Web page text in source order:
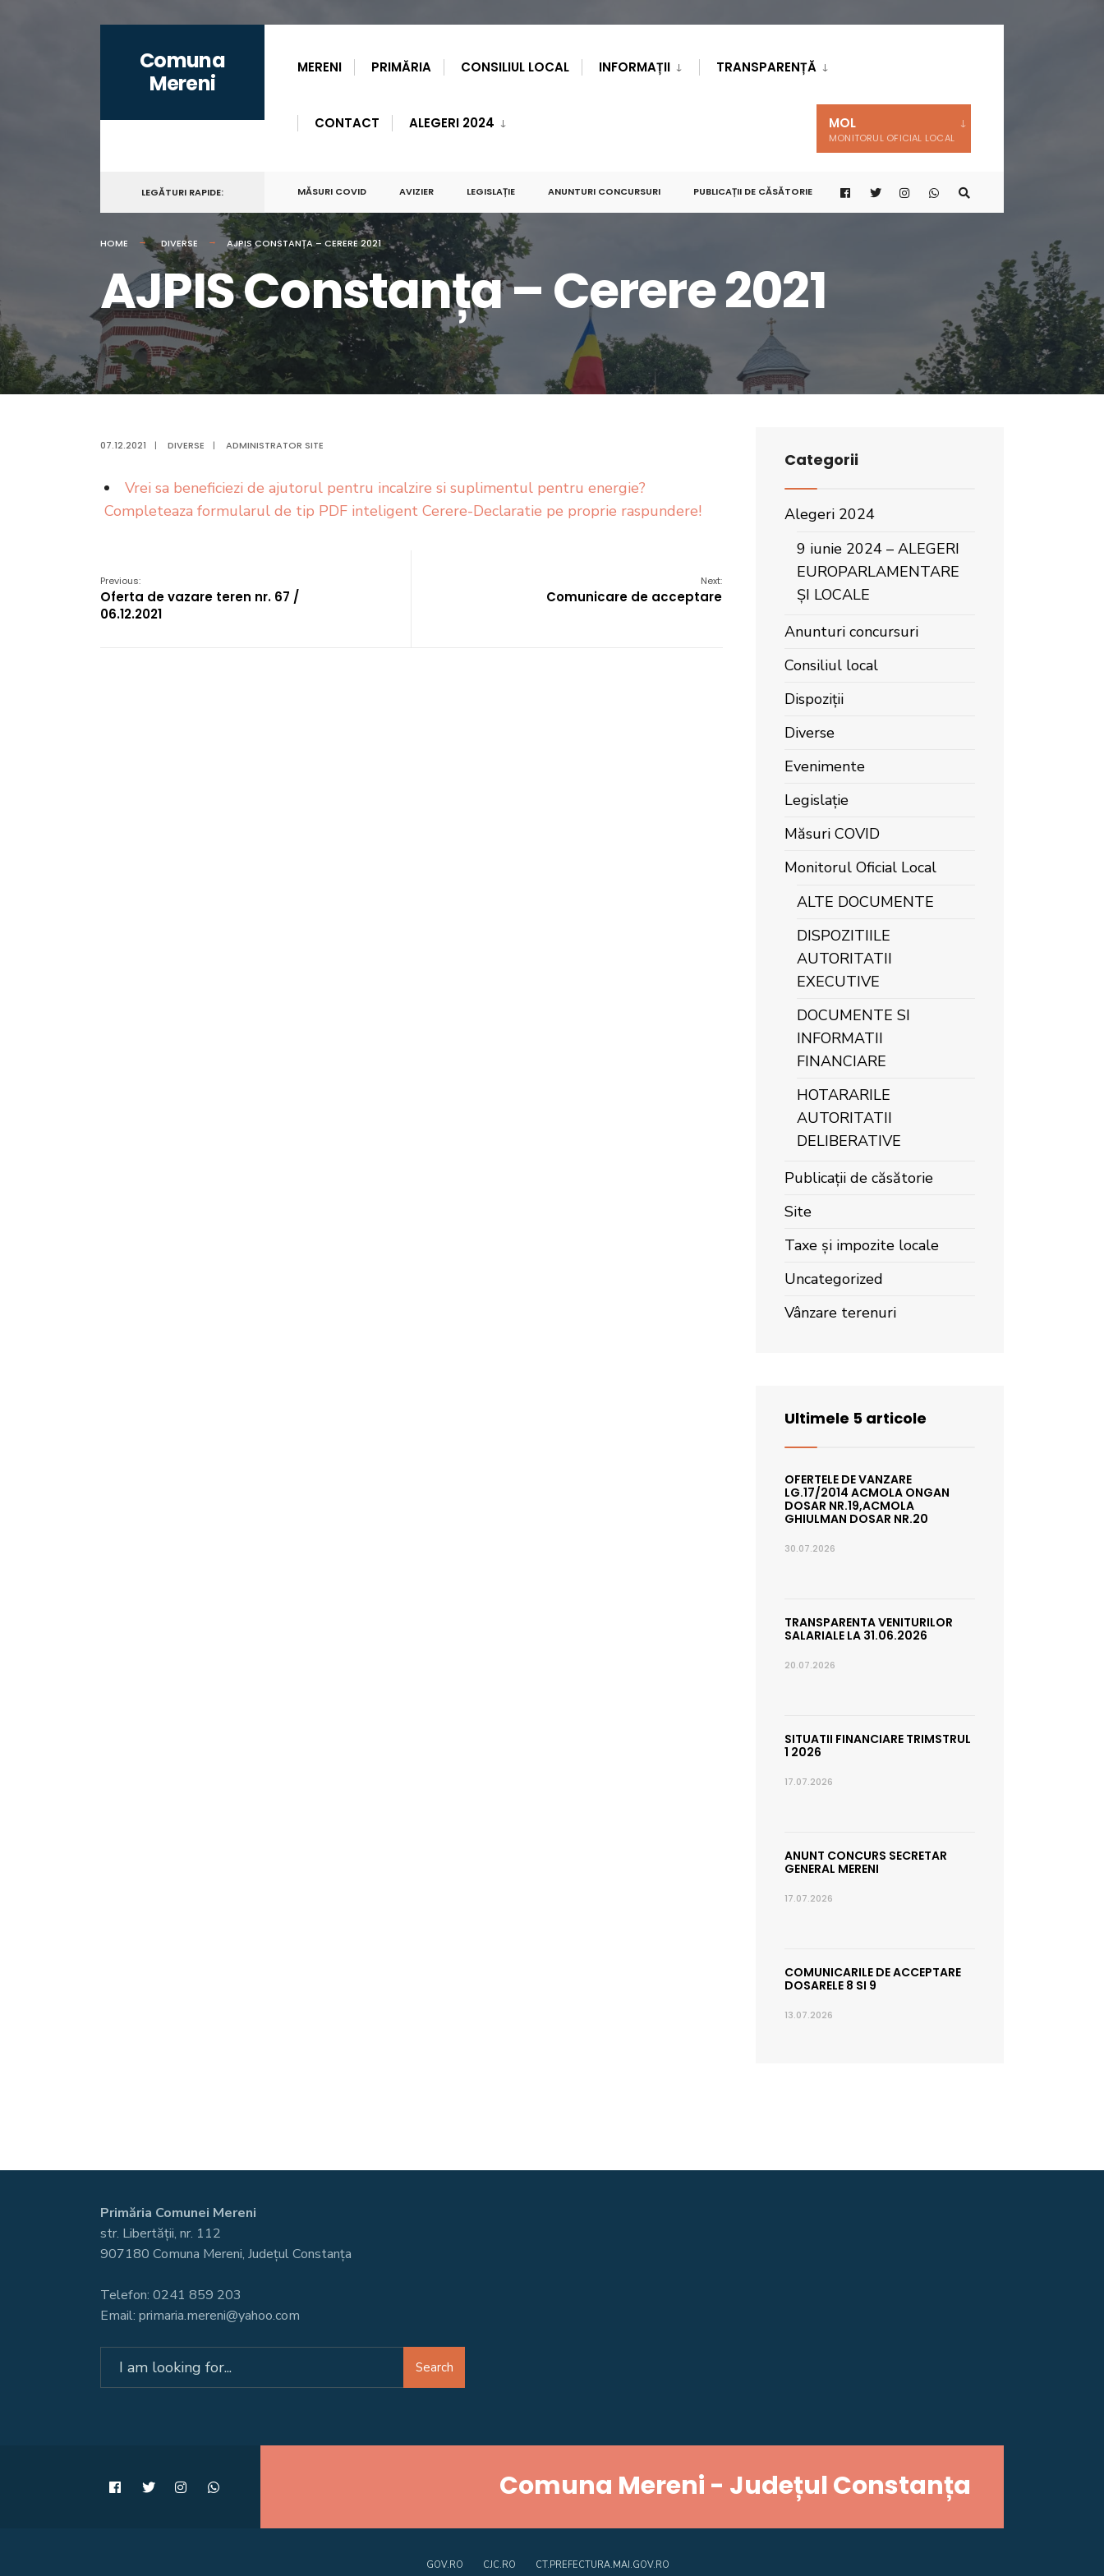
content
Comuna
Mereni
MERENI PRIMĂRIA CONSILIUL LOCAL INFORMAȚII TRANSPARENȚĂ
MOL
MONITORUL OFICIAL LOCAL
CONTACT ALEGERI 2024
LEGĂTURI RAPIDE: MĂSURI COVID AVIZIER LEGISLAȚIE ANUNTURI CONCURSURI PUBLICAȚII DE CĂSĂTORIE
HOME DIVERSE AJPIS CONSTANȚA – CERERE 2021
AJPIS Constanța – Cerere 2021
07.12.2021 | DIVERSE | ADMINISTRATOR SITE
Vrei sa beneficiezi de ajutorul pentru incalzire si suplimentul pentru energie?
Completeaza formularul de tip PDF inteligent Cerere-Declaratie pe proprie raspundere!
Previous:
Oferta de vazare teren nr. 67 /
06.12.2021
Next:
Comunicare de acceptare
Categorii
Alegeri 2024
9 iunie 2024 – ALEGERI
EUROPARLAMENTARE
ȘI LOCALE
Anunturi concursuri
Consiliul local
Dispoziții
Diverse
Evenimente
Legislație
Măsuri COVID
Monitorul Oficial Local
ALTE DOCUMENTE
DISPOZITIILE
AUTORITATII
EXECUTIVE
DOCUMENTE SI
INFORMATII
FINANCIARE
HOTARARILE
AUTORITATII
DELIBERATIVE
Publicații de căsătorie
Site
Taxe și impozite locale
Uncategorized
Vânzare terenuri
Ultimele 5 articole
OFERTELE DE VANZARE
LG.17/2014 ACMOLA ONGAN
DOSAR NR.19,ACMOLA
GHIULMAN DOSAR NR.20
30.07.2026
TRANSPARENTA VENITURILOR
SALARIALE LA 31.06.2026
20.07.2026
SITUATII FINANCIARE TRIMSTRUL
1 2026
17.07.2026
ANUNT CONCURS SECRETAR
GENERAL MERENI
17.07.2026
COMUNICARILE DE ACCEPTARE
DOSARELE 8 SI 9
13.07.2026
Primăria Comunei Mereni
str. Libertății, nr. 112
907180 Comuna Mereni, Județul Constanța
Telefon: 0241 859 203
Email: primaria.mereni@yahoo.com
Search
Comuna Mereni - Județul Constanța
GOV.RO CJC.RO CT.PREFECTURA.MAI.GOV.RO